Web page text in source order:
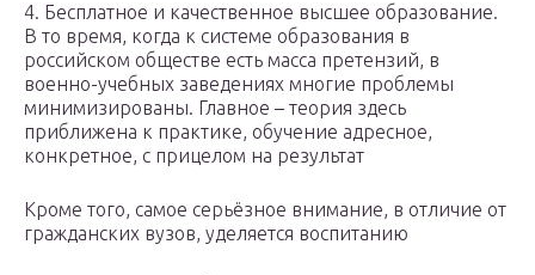
4. Бесплатное и качественное высшее образование.
В то время, когда к системе образования в
российском обществе есть масса претензий, в
военно-учебных заведениях многие проблемы
минимизированы. Главное – теория здесь
приближена к практике, обучение адресное,
конкретное, с прицелом на результат
Кроме того, самое серьёзное внимание, в отличие от
гражданских вузов, уделяется воспитанию